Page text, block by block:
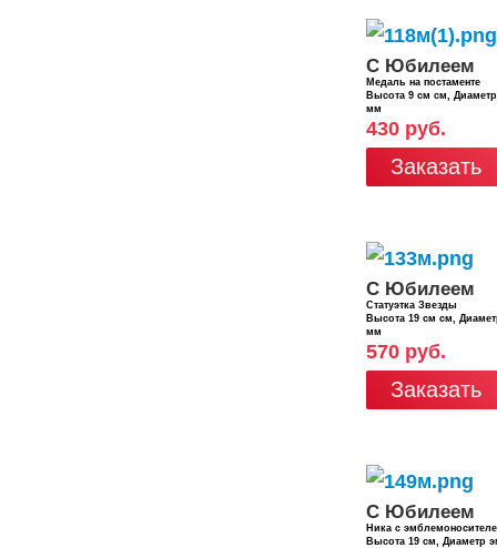
С Юбилеем
Медаль на постаменте
Высота 9 см см,
мм
430 руб.
Заказать
С Юбилеем
Статуэтка Звезды
Высота 19 см см,
мм
570 руб.
Заказать
С Юбилеем
Ника с
Высота 19 см, Диаметр